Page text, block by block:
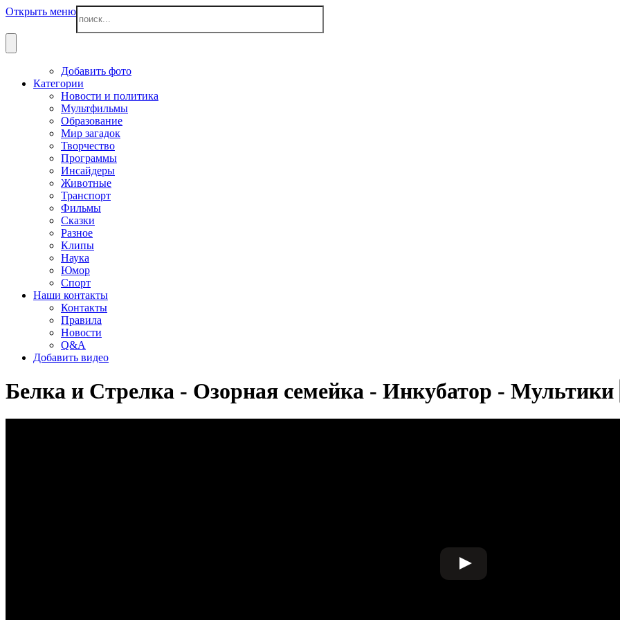
Открыть меню
Добавить фото
Категории
Новости и политика
Мультфильмы
Образование
Мир загадок
Творчество
Программы
Инсайдеры
Животные
Транспорт
Фильмы
Сказки
Разное
Клипы
Наука
Юмор
Спорт
Наши контакты
Контакты
Правила
Новости
Q&A
Добавить видео
Белка и Стрелка - Озорная семейка - Инкубатор - Мультики